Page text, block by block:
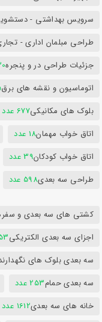
سرویس بهداشتی -
طراحی مبلمان اداری -
جزئیات طراحی در و پنجره
اتوماسیون و نقشه های برق
بلوک های مکانیکی677 عدد
اتاق خواب مهمان18 عدد
اتاق خواب کودکان39 عدد
طراحی سه بعدی598 عدد
کشتی های سه بعدی و
اجزای سه بعدی الکتریکی
سه بعدی بلوک های
سه بعدی حمام253 عدد
خانه های سه بعدی1612 عدد